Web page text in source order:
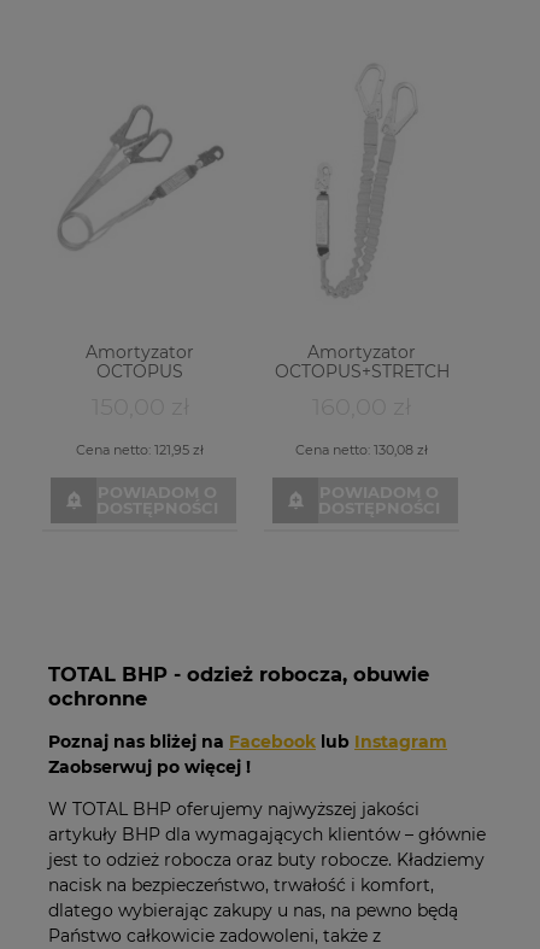
Amortyzator
OCTOPUS
Cena netto: 121,95 zł
Amortyzator
OCTOPUS+STRETCH
Cena netto: 130,08 zł
TOTAL BHP - odzież robocza, obuwie
ochronne
Poznaj nas bliżej na Facebook lub Instagram
Zaobserwuj po więcej !
W TOTAL BHP oferujemy najwyższej jakości
artykuły BHP dla wymagających klientów – głównie
jest to odzież robocza oraz buty robocze. Kładziemy
nacisk na bezpieczeństwo, trwałość i komfort,
dlatego wybierając zakupy u nas, na pewno będą
Państwo całkowicie zadowoleni, także z